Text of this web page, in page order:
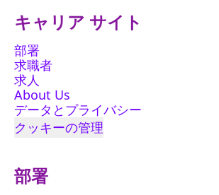
キャリア サイト
部署
求職者
求人
About Us
データとプライバシー
クッキーの管理
部署